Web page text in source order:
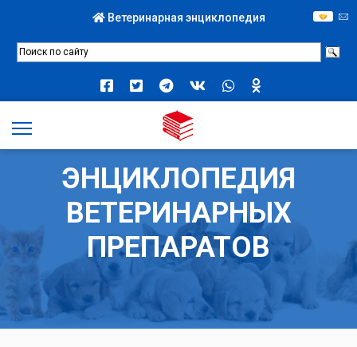
Ветеринарная энциклопедия
ЭНЦИКЛОПЕДИЯ
ВЕТЕРИНАРНЫХ
ПРЕПАРАТОВ